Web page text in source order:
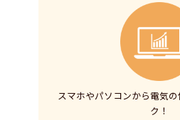
スマホやパソコンから電気
ク！